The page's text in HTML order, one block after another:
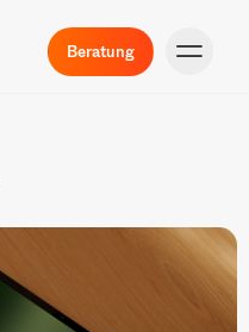
Beratung